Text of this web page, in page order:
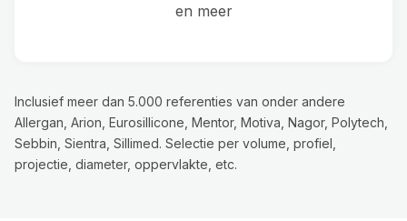
en meer
Inclusief meer dan 5.000 referenties van onder andere
Allergan, Arion, Eurosillicone, Mentor, Motiva, Nagor, Polytech,
Sebbin, Sientra, Sillimed. Selectie per volume, profiel,
projectie, diameter, oppervlakte, etc.